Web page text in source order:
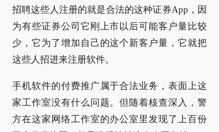
招聘这些人注册的就是合法的这种证券App，因
为有些证券公司它刚上市以后可能客户量比较
少，它为了增加自己的这个新客户量，它就把
这些人招进来注册软件。
手机软件的付费推广属于合法业务，表面上这
家工作室没有什么问题。但随着核查深入，警
方在这家网络工作室的办公室里发现了上百份